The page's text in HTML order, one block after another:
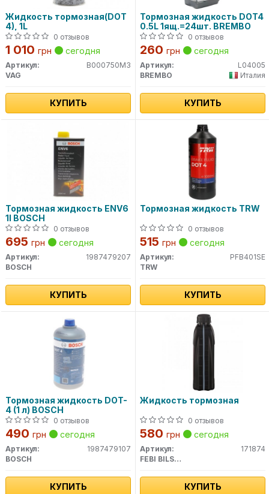
Жидкость тормозная(DOT
4), 1L
0 отзывов
1 010 грн сегодня
Артикул:
B000750M3
VAG
КУПИТЬ
Тормозная жидкость DOT4
0.5L 1ящ.=24шт. BREMBO
0 отзывов
260 грн сегодня
Артикул:
L04005
BREMBO
Италия
КУПИТЬ
Тормозная жидкость ENV6
1l BOSCH
0 отзывов
695 грн сегодня
Артикул:
1987479207
BOSCH
КУПИТЬ
Тормозная жидкость TRW
0 отзывов
515 грн сегодня
Артикул:
PFB401SE
TRW
КУПИТЬ
Тормозная жидкость DOT-
4 (1 л) BOSCH
0 отзывов
490 грн сегодня
Артикул:
1987479107
BOSCH
КУПИТЬ
Жидкость тормозная
0 отзывов
580 грн сегодня
Артикул:
171874
FEBI BILSTEIN
КУПИТЬ